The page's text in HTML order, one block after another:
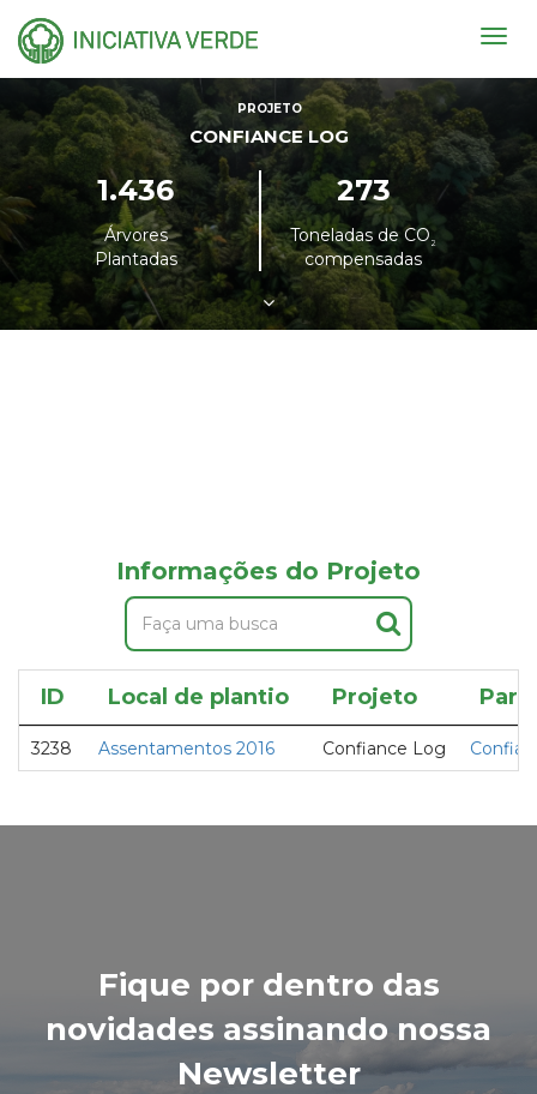
PROJETO
CONFIANCE LOG
1.436
Árvores
Plantadas
273
Toneladas de CO²
compensadas
Informações do Projeto
ID Local de plantio Projeto
3238 Assentamentos 2016 Confiance Log
Fique por dentro das
novidades assinando nossa
Newsletter